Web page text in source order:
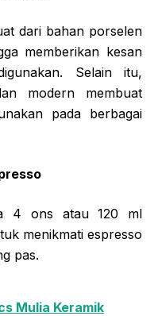
dari bahan porselen
memberikan kesan
Selain itu,
modern membuat
pada berbagai
4 ons atau 120 ml
menikmati espresso
pas.
Mulia Keramik